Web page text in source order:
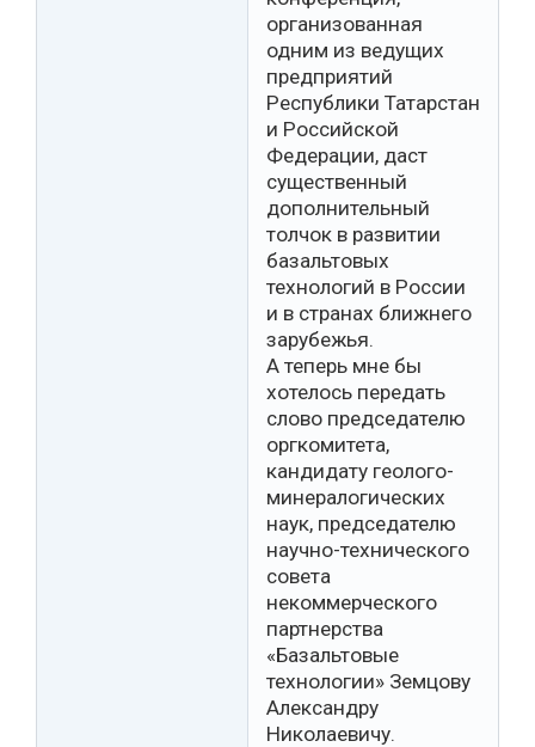
организованная
одним из ведущих
предприятий
Республики Татарстан
и Российской
Федерации, даст
существенный
дополнительный
толчок в развитии
базальтовых
технологий в России
и в странах ближнего
зарубежья.
А теперь мне бы
хотелось передать
слово председателю
оргкомитета,
кандидату геолого-
минералогических
наук, председателю
научно-технического
совета
некоммерческого
партнерства
«Базальтовые
технологии» Земцову
Александру
Николаевичу.